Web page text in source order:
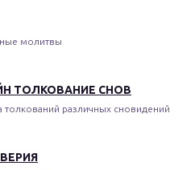
молитвы
ТОЛКОВАНИЕ СНОВ
толкований различных сновидений